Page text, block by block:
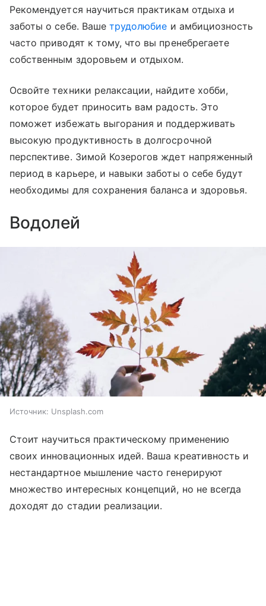
Рекомендуется научиться практикам отдыха и
заботы о себе. Ваше трудолюбие и амбициозность
часто приводят к тому, что вы пренебрегаете
собственным здоровьем и отдыхом.
Освойте техники релаксации, найдите хобби,
которое будет приносить вам радость. Это
поможет избежать выгорания и поддерживать
высокую продуктивность в долгосрочной
перспективе. Зимой Козерогов ждет напряженный
период в карьере, и навыки заботы о себе будут
необходимы для сохранения баланса и здоровья.
Водолей
Источник: Unsplash.com
Стоит научиться практическому применению
своих инновационных идей. Ваша креативность и
нестандартное мышление часто генерируют
множество интересных концепций, но не всегда
доходят до стадии реализации.